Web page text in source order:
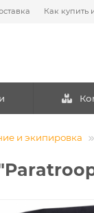
Как купить
и экипировка